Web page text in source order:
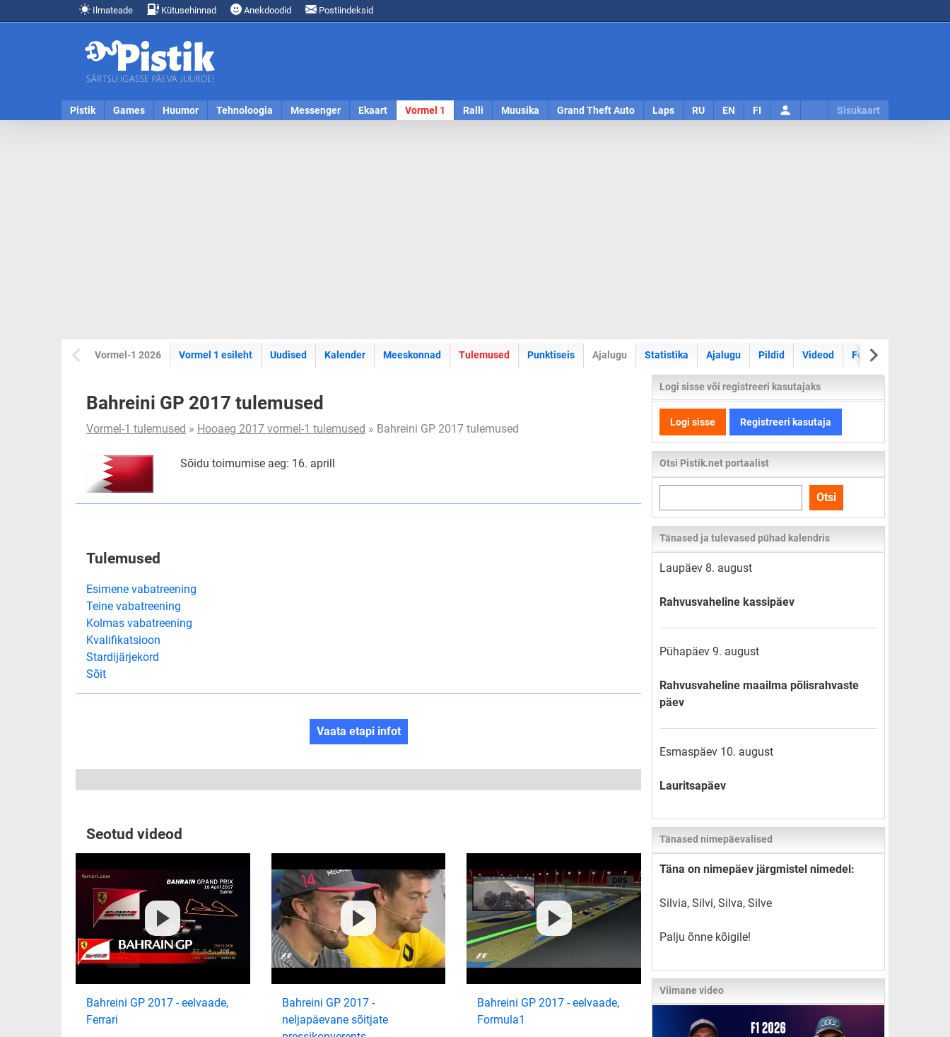
Ilmateade Kütusehinnad Anekdoodid Postiindeksid
Pistik Games Huumor Tehnoloogia Messenger Ekaart Vormel 1 Ralli Muusika Grand Theft Auto Laps RU EN FI Sisukaart
Vormel-1 2026 Vormel 1 esileht Uudised Kalender Meeskonnad Tulemused Punktiseis Ajalugu Statistika Ajalugu Pildid Videod Foorum
Bahreini GP 2017 tulemused
Vormel-1 tulemused » Hooaeg 2017 vormel-1 tulemused » Bahreini GP 2017 tulemused
Sõidu toimumise aeg: 16. aprill
Tulemused
Esimene vabatreening
Teine vabatreening
Kolmas vabatreening
Kvalifikatsioon
Stardijärjekord
Sõit
Vaata etapi infot
Seotud videod
Bahreini GP 2017 - eelvaade,
Ferrari
Bahreini GP 2017 -
neljapäevane sõitjate
Bahreini GP 2017 - eelvaade,
Formula1
Logi sisse või registreeri kasutajaks
Logi sisse Registreeri kasutaja
Otsi Pistik.net portaalist
kogu
lehelt
Otsi
Tänased ja tulevased pühad kalendris
Laupäev 8. august
Rahvusvaheline kassipäev
Pühapäev 9. august
Rahvusvaheline maailma põlisrahvaste
päev
Esmaspäev 10. august
Lauritsapäev
Tänased nimepäevalised
Täna on nimepäev järgmistel nimedel:
Silvia, Silvi, Silva, Silve
Palju õnne kõigile!
Viimane video